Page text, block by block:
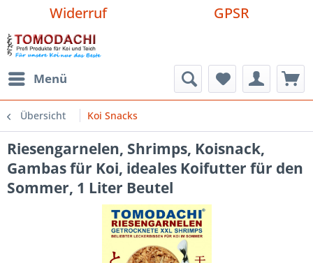
Widerruf GPSR
Menü
Übersicht Koi Snacks
Riesengarnelen, Shrimps, Koisnack,
Gambas für Koi, ideales Koifutter für den
Sommer, 1 Liter Beutel